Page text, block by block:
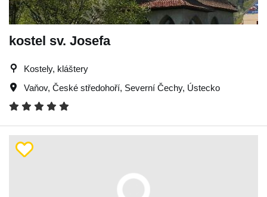
kostel sv. Josefa
Kostely, kláštery
Vaňov, České středohoří, Severní Čechy, Ústecko